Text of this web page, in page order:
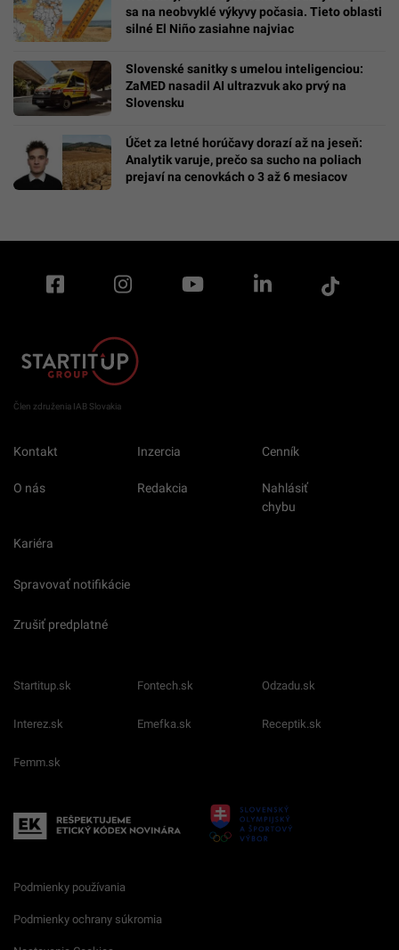
sa na neobvyklé výkyvy počasia. Tieto oblasti
silné El Niño zasiahne najviac
Slovenské sanitky s umelou inteligenciou:
ZaMED nasadil AI ultrazvuk ako prvý na
Slovensku
Účet za letné horúčavy dorazí až na jeseň:
Analytik varuje, prečo sa sucho na poliach
prejaví na cenovkách o 3 až 6 mesiacov
Člen združenia IAB Slovakia
Kontakt Inzercia Cenník
O nás Redakcia
Nahlásiť
chybu
Kariéra
Spravovať notifikácie
Zrušiť predplatné
Startitup.sk Fontech.sk Odzadu.sk
Interez.sk Emefka.sk Receptik.sk
Femm.sk
Podmienky používania
Podmienky ochrany súkromia